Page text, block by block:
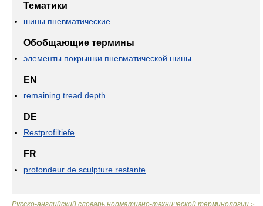
Тематики
шины пневматические
Обобщающие термины
элементы покрышки пневматической шины
EN
remaining tread depth
DE
Restprofiltiefe
FR
profondeur de sculpture restante
Русско-английский словарь нормативно-технической терминологии >